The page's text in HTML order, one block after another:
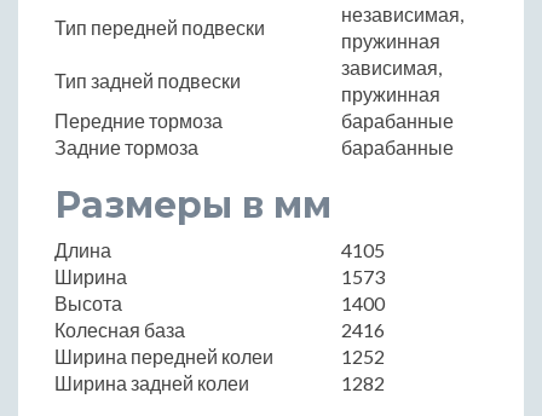
Тип передней подвески
независимая,
пружинная
Тип задней подвески
зависимая,
пружинная
Передние тормоза
барабанные
Задние тормоза
барабанные
Размеры в мм
Длина
4105
Ширина
1573
Высота
1400
Колесная база
2416
Ширина передней колеи
1252
Ширина задней колеи
1282